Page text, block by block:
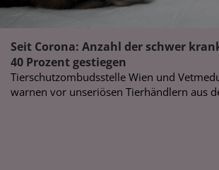
Seit Corona: Anzahl der schwer
40 Prozent gestiegen
Tierschutzombudsstelle Wien und
warnen vor unseriösen Tierhändlern aus